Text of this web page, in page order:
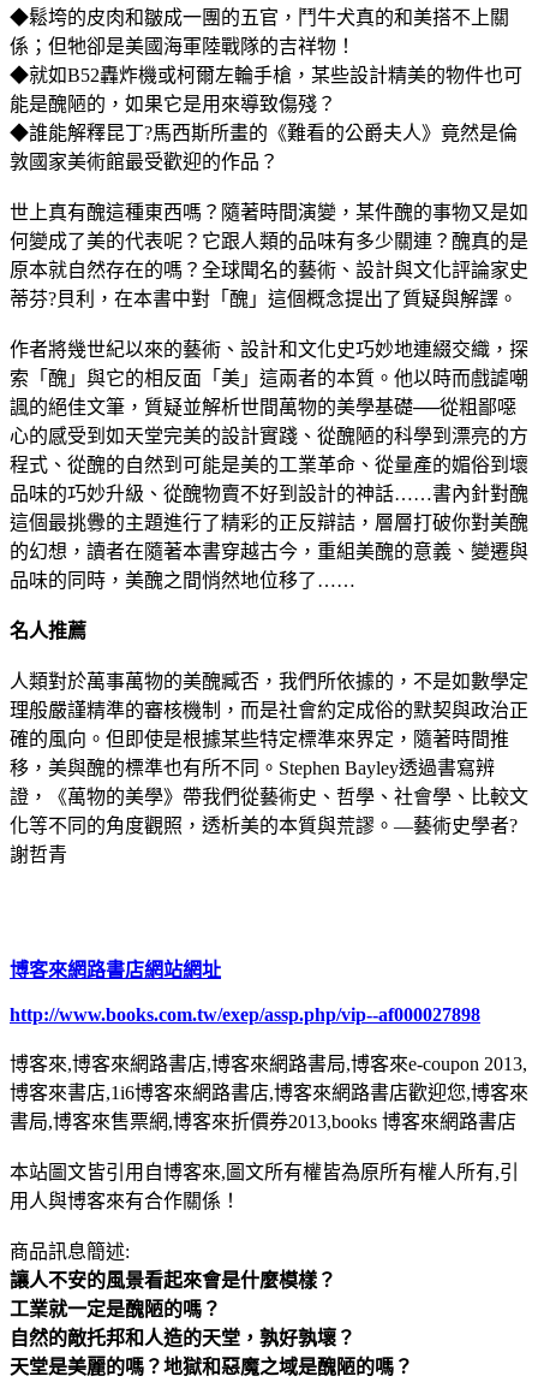
◆鬆垮的皮肉和皺成一團的五官，鬥牛犬真的和美搭不上關
係；但牠卻是美國海軍陸戰隊的吉祥物！
◆就如B52轟炸機或柯爾左輪手槍，某些設計精美的物件也可
能是醜陋的，如果它是用來導致傷殘？
◆誰能解釋昆丁?馬西斯所畫的《難看的公爵夫人》竟然是倫
敦國家美術館最受歡迎的作品？
世上真有醜這種東西嗎？隨著時間演變，某件醜的事物又是如
何變成了美的代表呢？它跟人類的品味有多少關連？醜真的是
原本就自然存在的嗎？全球聞名的藝術、設計與文化評論家史
蒂芬?貝利，在本書中對「醜」這個概念提出了質疑與解譯。
作者將幾世紀以來的藝術、設計和文化史巧妙地連綴交織，探
索「醜」與它的相反面「美」這兩者的本質。他以時而戲謔嘲
諷的絕佳文筆，質疑並解析世間萬物的美學基礎──從粗鄙噁
心的感受到如天堂完美的設計實踐、從醜陋的科學到漂亮的方
程式、從醜的自然到可能是美的工業革命、從量產的媚俗到壞
品味的巧妙升級、從醜物賣不好到設計的神話……書內針對醜
這個最挑釁的主題進行了精彩的正反辯詰，層層打破你對美醜
的幻想，讀者在隨著本書穿越古今，重組美醜的意義、變遷與
品味的同時，美醜之間悄然地位移了……
名人推薦
人類對於萬事萬物的美醜臧否，我們所依據的，不是如數學定
理般嚴謹精準的審核機制，而是社會約定成俗的默契與政治正
確的風向。但即使是根據某些特定標準來界定，隨著時間推
移，美與醜的標準也有所不同。Stephen Bayley透過書寫辨
證，《萬物的美學》帶我們從藝術史、哲學、社會學、比較文
化等不同的角度觀照，透析美的本質與荒謬。—藝術史學者?
謝哲青
博客來網路書店網站網址
http://www.books.com.tw/exep/assp.php/vip--af000027898
博客來,博客來網路書店,博客來網路書局,博客來e-coupon 2013,
博客來書店,1i6博客來網路書店,博客來網路書店歡迎您,博客來
書局,博客來售票網,博客來折價券2013,books 博客來網路書店
本站圖文皆引用自博客來,圖文所有權皆為原所有權人所有,引
用人與博客來有合作關係！
商品訊息簡述:
讓人不安的風景看起來會是什麼模樣？
工業就一定是醜陋的嗎？
自然的敵托邦和人造的天堂，孰好孰壞？
天堂是美麗的嗎？地獄和惡魔之域是醜陋的嗎？